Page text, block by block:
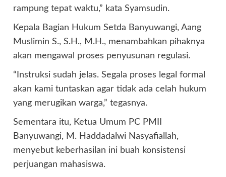
rampung tepat waktu,” kata Syamsudin.
Kepala Bagian Hukum Setda Banyuwangi, Aang
Muslimin S., S.H., M.H., menambahkan pihaknya
akan mengawal proses penyusunan regulasi.
“Instruksi sudah jelas. Segala proses legal formal
akan kami tuntaskan agar tidak ada celah hukum
yang merugikan warga,” tegasnya.
Sementara itu, Ketua Umum PC PMII
Banyuwangi, M. Haddadalwi Nasyafiallah,
menyebut keberhasilan ini buah konsistensi
perjuangan mahasiswa.